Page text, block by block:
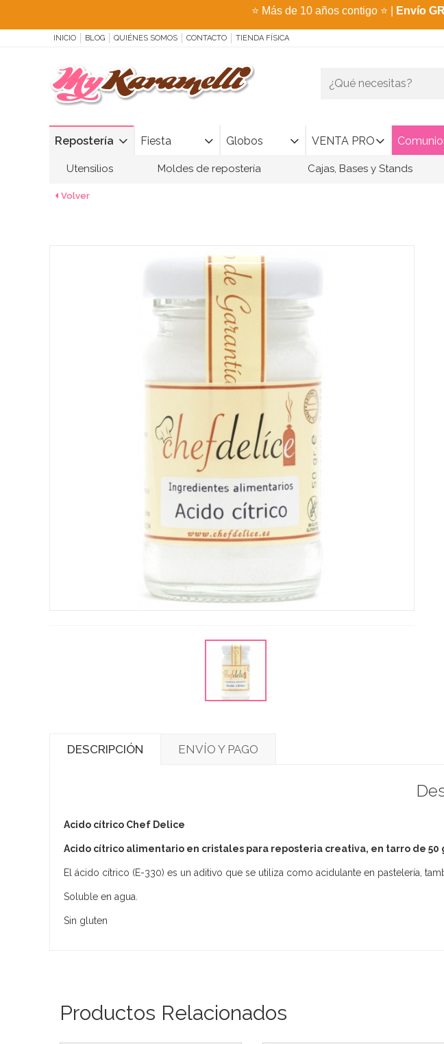
⭐ Más de 10 años contigo ⭐ Envío
INICIO BLOG QUIÉNES SOMOS CONTACTO TIENDA FÍSICA
Repostería Fiesta Globos VENTA PRO
Utensilios Moldes de repostería Cajas, Bases y Stands
Volver
DESCRIPCIÓN ENVÍO Y PAGO
Acido cítrico Chef Delice
Acido cítrico alimentario en cristales para reposteria creativa, en tarro de 50
El ácido cítrico (E-330) es un aditivo que se utiliza como acidulante en pastelería,
Soluble en agua.
Sin gluten
Productos Relacionados